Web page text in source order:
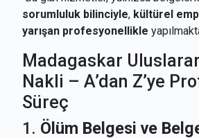
sorumluluk bilinciyle, kültürel
yarışan profesyonellikle
Madagaskar
Nakli – A’dan Z’ye
Süreç
1. Ölüm Belgesi ve